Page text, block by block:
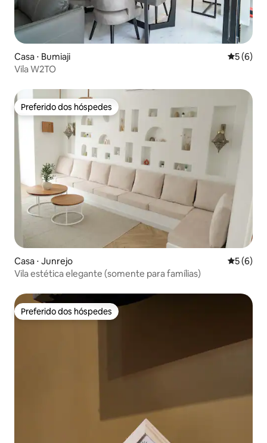
Casa ⋅ Bumiaji 5 de
5 (6)
Vila W2TO
Preferido dos hóspedes
Preferido dos hóspedes
Casa ⋅ Junrejo 5 de
5 (6)
Vila estética elegante (somente para famílias)
Preferido dos hóspedes
Preferido dos hóspedes